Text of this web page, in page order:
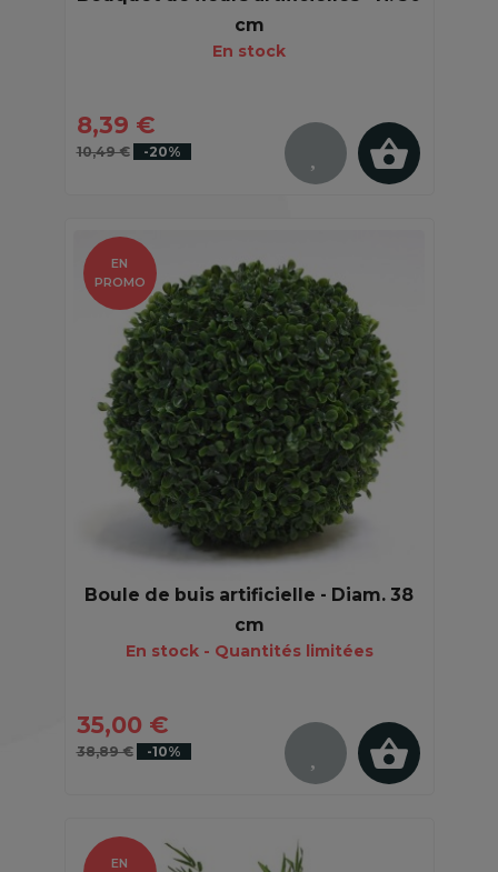
cm
En stock
8,39 €
10,49 € -20%
Boule de buis artificielle - Diam. 38
cm
En stock - Quantités limitées
35,00 €
38,89 € -10%
EN
PROMO
EN